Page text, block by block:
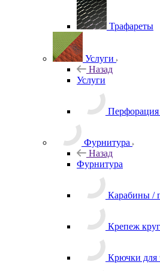
Трафареты
Услуги
Назад
Услуги
Перфорация
Фурнитура
Назад
Фурнитура
Карабины /
Крепеж
Крючки для